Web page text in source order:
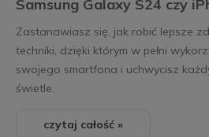
Samsung Galaxy S24 czy
Zastanawiasz się, jak robić lepsze
techniki, dzięki którym w pełni
swojego smartfona i uchwycisz
świetle.
czytaj całość »